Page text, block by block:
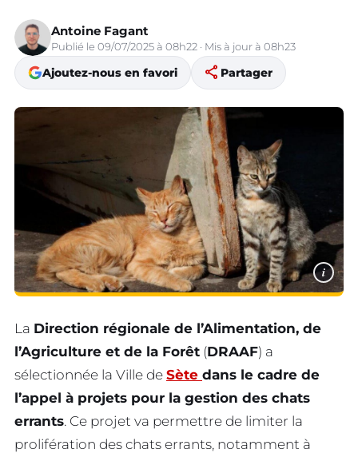
Antoine Fagant
Publié le 09/07/2025 à 08h22 · Mis à jour à 08h23
Ajoutez-nous en favori share Partager
i
La Direction régionale de l’Alimentation, de
l’Agriculture et de la Forêt (DRAAF) a
sélectionnée la Ville de Sète dans le cadre de
l’appel à projets pour la gestion des chats
errants. Ce projet va permettre de limiter la
prolifération des chats errants, notamment à